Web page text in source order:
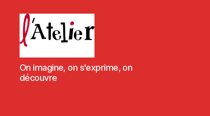
L'Atelier
de
Massieux
On imagine, on s'exprime, on
découvre